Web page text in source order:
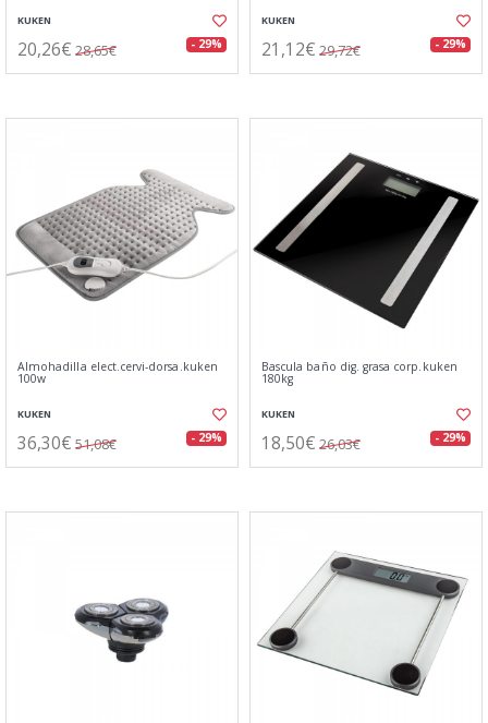
KUKEN
20,26€ 28,65€ - 29%
KUKEN
21,12€ 29,72€ - 29%
Almohadilla elect.cervi-dorsa.kuken
100w
KUKEN
36,30€ 51,08€ - 29%
Bascula baño dig. grasa corp.kuken
180kg
KUKEN
18,50€ 26,03€ - 29%